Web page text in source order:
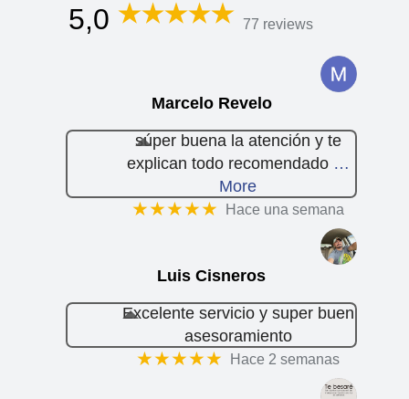
5,0 77 reviews
Marcelo Revelo
súper buena la atención y te
explican todo recomendado …
More
★★★★★ Hace una semana
Luis Cisneros
Excelente servicio y super buen
asesoramiento
★★★★★ Hace 2 semanas